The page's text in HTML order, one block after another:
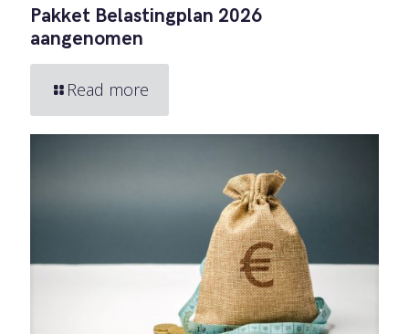
Pakket Belastingplan 2026
aangenomen
Read more